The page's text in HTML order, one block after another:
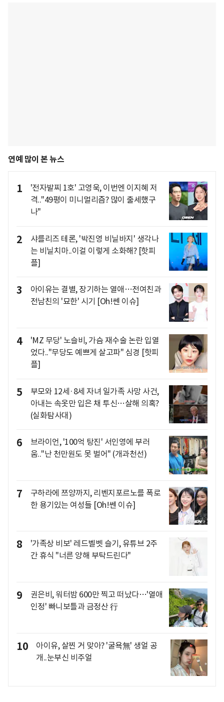
연예 많이 본 뉴스
1
'전자발찌 1호' 고영욱, 이번엔 이지혜 저
격.."49평이 미니멀리즘? 많이 출세했구
나"
2
샤를리즈 테론, '박진영 비닐바지' 생각나
는 비닐치마..이걸 이렇게 소화해? [핫피
플]
3
아이유는 결별, 장기하는 열애…전여친과
전남친의 '묘한' 시기 [Oh!쎈 이슈]
4
'MZ 무당' 노슬비, 가슴 재수술 논란 입열
었다.."무당도 예쁘게 살고파" 심경 [핫피
플]
5
부모와 12세·8세 자녀 일가족 사망 사건,
아내는 속옷만 입은 채 투신…살해 의혹?
(실화탐사대)
6
브라이언, '100억 탕진' 서인영에 부러
움.."난 천만원도 못 벌어" (개과천선)
7
구하라에 쯔양까지, 리벤지포르노를 폭로
한 용기있는 여성들 [Oh!쎈 이슈]
8
'가족상 비보' 레드벨벳 슬기, 유튜브 2주
간 휴식 "너른 양해 부탁드린다"
9
권은비, 워터밤 600만 찍고 떠났다…'열애
인정' 빠니보틀과 금정산 行
10
아이유, 살찐 거 맞아? '굴욕無' 생얼 공
개..눈부신 비주얼